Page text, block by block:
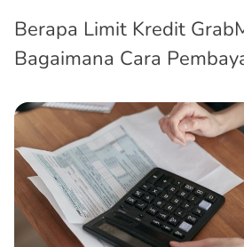
Berapa Limit Kredit
Bagaimana Cara